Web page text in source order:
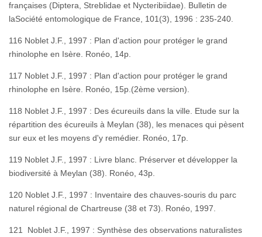
françaises (Diptera, Streblidae et Nycteribiidae). Bulletin de
laSociété entomologique de France, 101(3), 1996 : 235-240.
116 Noblet J.F., 1997 : Plan d'action pour protéger le grand
rhinolophe en Isère. Ronéo, 14p.
117 Noblet J.F., 1997 : Plan d'action pour protéger le grand
rhinolophe en Isère. Ronéo, 15p.(2ème version).
118 Noblet J.F., 1997 : Des écureuils dans la ville. Etude sur la
répartition des écureuils à Meylan (38), les menaces qui pèsent
sur eux et les moyens d'y remédier. Ronéo, 17p.
119 Noblet J.F., 1997 : Livre blanc. Préserver et développer la
biodiversité à Meylan (38). Ronéo, 43p.
120 Noblet J.F., 1997 : Inventaire des chauves-souris du parc
naturel régional de Chartreuse (38 et 73). Ronéo, 1997.
121 Noblet J.F., 1997 : Synthèse des observations naturalistes